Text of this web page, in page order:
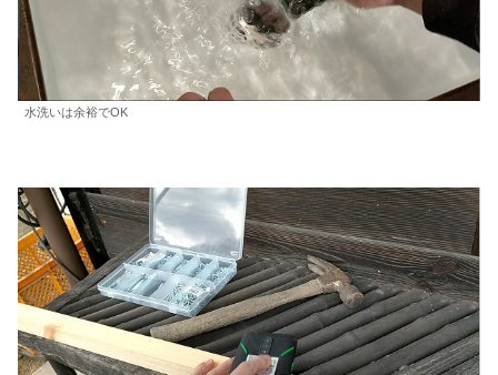
水洗いは余裕でOK